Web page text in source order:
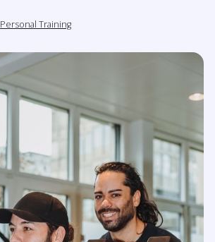
Personal Training